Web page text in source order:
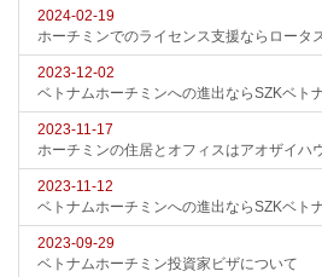
2024-02-19
ホーチミンでのライセンス支援ならロータ
2023-12-02
ベトナムホーチミンへの進出ならSZKベト
2023-11-17
ホーチミンの住居とオフィスはアオザイハ
2023-11-12
ベトナムホーチミンへの進出ならSZKベト
2023-09-29
ベトナムホーチミン投資家ビザについて